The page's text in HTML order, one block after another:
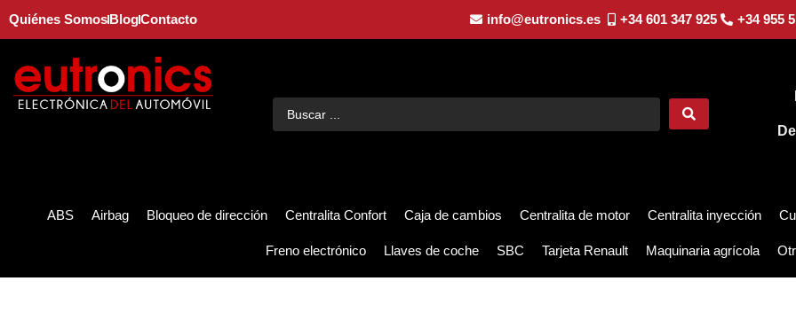
Quiénes SomosBlogContacto info@eutronics.es +34 601 347 925 +34 955
ABS Airbag Bloqueo de dirección Centralita Confort Caja de cambios Centralita de motor Centralita inyección
Freno electrónico Llaves de coche SBC Tarjeta Renault Maquinaria agrícola